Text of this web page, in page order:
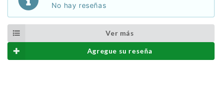
No hay reseñas
Ver más
Agregue su reseña